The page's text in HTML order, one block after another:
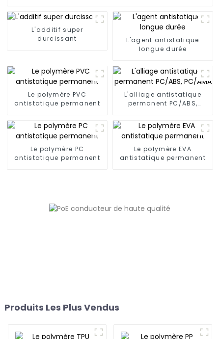
L'additif super
durcissant
L'agent antistatique
longue durée
Le polymère PVC
antistatique permanent
L'alliage antistatique
permanent PC/ABS,
Le polymère PC
antistatique permanent
Le polymère EVA
antistatique permanent
Produits Les Plus Vendus